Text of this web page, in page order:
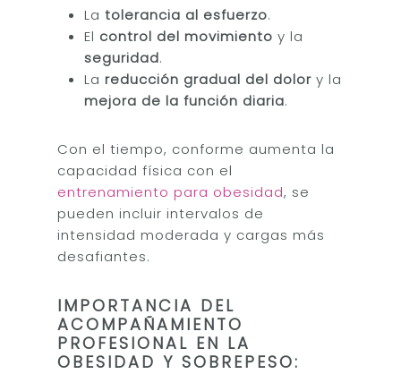
Latolerancia al esfuerzo.
El control del movimiento y la
seguridad.
La reducción gradual del dolor y la
mejora de la función diaria.
Con el tiempo, conforme aumenta la
capacidad física con el
entrenamiento para obesidad, se
pueden incluir intervalos de
intensidad moderada y cargas más
desafiantes.
IMPORTANCIA DEL
ACOMPAÑAMIENTO
PROFESIONAL EN LA
OBESIDAD Y SOBREPESO:
Obesidad
Foodie´s Book
Blog
fgh